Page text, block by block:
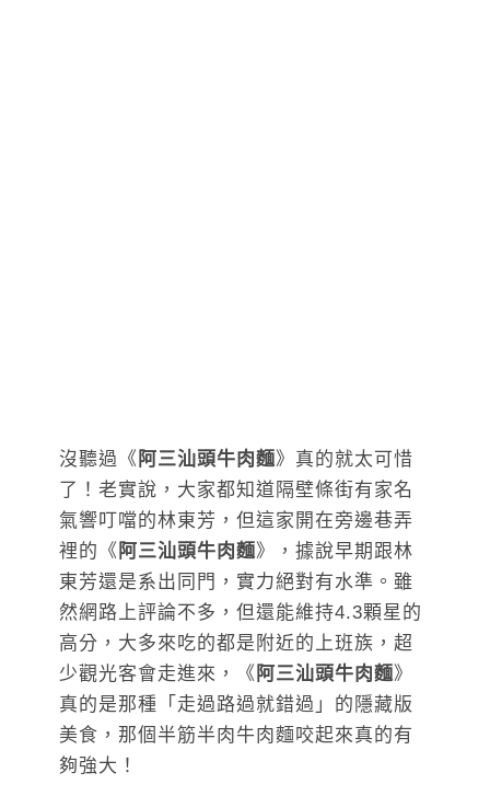
沒聽過《 阿三汕頭牛肉麵》真的就太可惜
了！老實說，大家都知道隔壁條街有家名
氣響叮噹的林東芳，但這家開在旁邊巷弄
裡的《 阿三汕頭牛肉麵》，據說早期跟林
東芳還是系出同門，實力絕對有水準。雖
然網路上評論不多，但還能維持4.3顆星的
高分，大多來吃的都是附近的上班族，超
少觀光客會走進來，《 阿三汕頭牛肉麵》
真的是那種「走過路過就錯過」的隱藏版
美食，那個半筋半肉牛肉麵咬起來真的有
夠強大！